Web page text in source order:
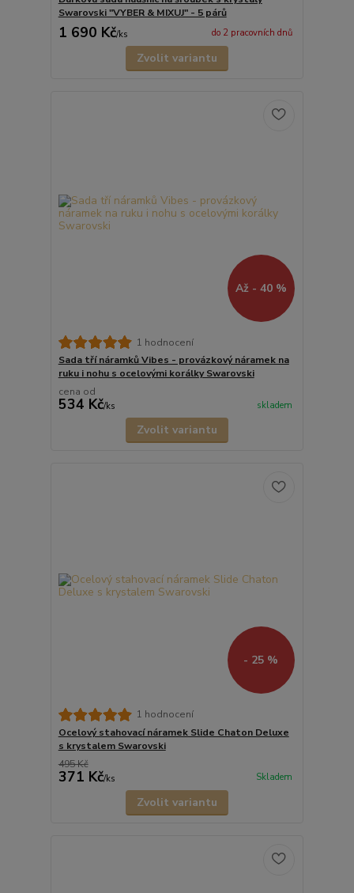
Swarovski "VYBER & MIXUJ" - 5 párů
1 690 Kč/ks do 2 pracovních dnů
Zvolit variantu
Až - 40 %
1 hodnocení
Sada tří náramků Vibes - provázkový náramek na
ruku i nohu s ocelovými korálky Swarovski
cena od
534 Kč/ks skladem
Zvolit variantu
- 25 %
1 hodnocení
Ocelový stahovací náramek Slide Chaton Deluxe
s krystalem Swarovski
495 Kč
371 Kč/ks Skladem
Zvolit variantu